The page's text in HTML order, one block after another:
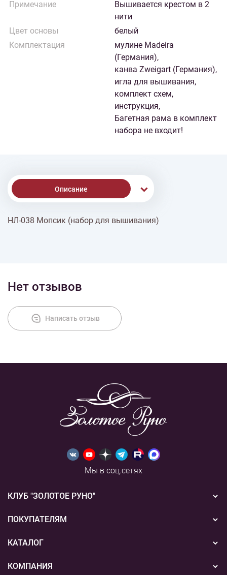
Примечание
Вышивается крестом в 2
нити
Цвет основы
белый
Комплектация
мулине Madeira
(Германия),
канва Zweigart (Германия),
игла для вышивания,
комплект схем,
инструкция,
Багетная рама в комплект
набора не входит!
Описание
Доставка
НЛ-038 Мопсик (набор для вышивания)
Нет отзывов
Написать отзыв
Мы в соц.сетях
КЛУБ "ЗОЛОТОЕ РУНО"
Новости
Акции
ПОКУПАТЕЛЯМ
Бонусная система
Подарочные сертификаты
КАТАЛОГ
Вышивка
КОМПАНИЯ